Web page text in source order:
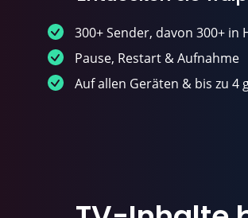
300+ Sender, davon 300+ in
Pause, Restart & Aufnahme
Auf allen Geräten & bis zu 4